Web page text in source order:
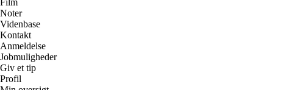
Noter
Videnbase
Kontakt
Anmeldelse
Jobmuligheder
Giv et tip
Profil